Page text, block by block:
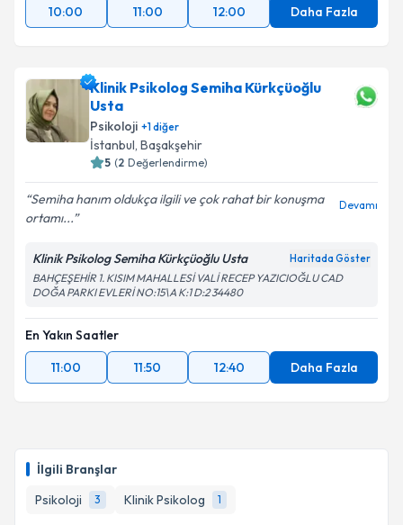
İlgili Branşlar
Psikoloji
3 Klinik Psikolog 1
10:00 11:00 12:00 Daha Fazla
Klinik Psikolog Semiha Kürkçüoğlu
Usta
Psikoloji +1diğer
İstanbul, Başakşehir
5 (2 Değerlendirme)
Semiha hanım oldukça ilgili ve çok rahat bir konuşma
ortamı...
Devamı
Klinik Psikolog Semiha Kürkçüoğlu Usta Haritada Göster
BAHÇEŞEHİR 1. KISIM MAHALLESİ VALİ RECEP YAZICIOĞLU CAD
DOĞA PARKI EVLERİ NO:15\A K:1 D:2 34480
En Yakın Saatler
11:00
11:50 12:40 Daha Fazla